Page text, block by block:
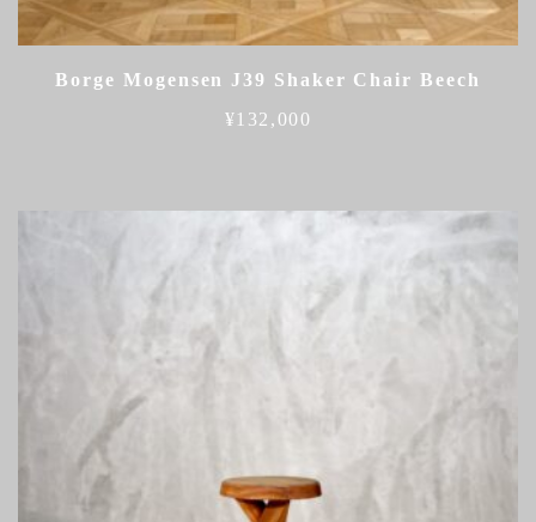
Borge Mogensen J39 Shaker Chair Beech
¥132,000